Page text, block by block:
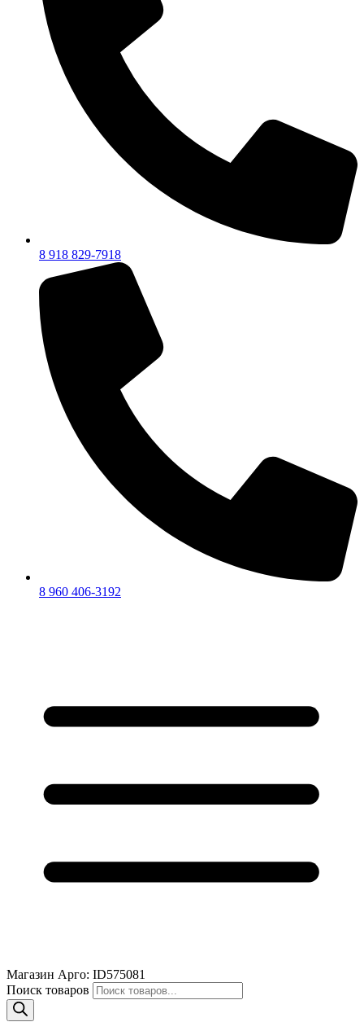
8 918 829-7918
8 960 406-3192
Магазин Арго: ID575081
Поиск товаров